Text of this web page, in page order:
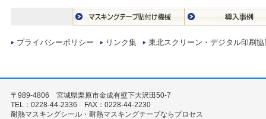
プライバシーポリシー リンク集 東北スクリーン・デジタル印刷協
〒989-4806 宮城県栗原市金成有壁下大沢田50-7
TEL：0228-44-2336 FAX：0228-44-2230
耐熱マスキングシール・耐熱マスキングテープならプロセス